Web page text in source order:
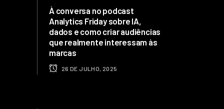
À conversa no podcast
Analytics Friday sobre IA,
dados e como criar audiências
que realmente interessam às
marcas
26 DE JULHO, 2025